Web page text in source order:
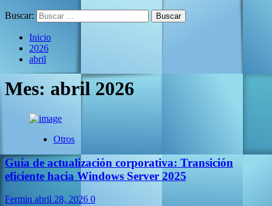
Buscar:
Inicio
2026
abril
Mes: abril 2026
Otros
Guía de actualización corporativa: Transición
eficiente hacia Windows Server 2025
Fermin abril 28, 2026 0